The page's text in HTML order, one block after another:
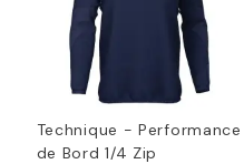
Technique - Performance
de Bord 1/4 Zip